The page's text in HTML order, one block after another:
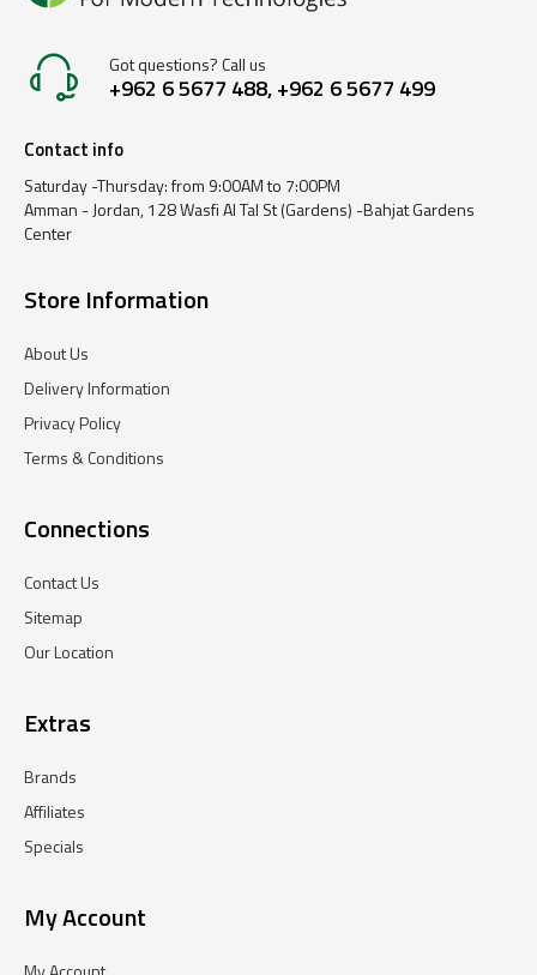
Got questions? Call us
+962 6 5677 488, +962 6 5677 499
Contact info
Saturday -Thursday: from 9:00AM to 7:00PM
Amman - Jordan, 128 Wasfi Al Tal St (Gardens) -Bahjat Gardens
Center
Store Information
About Us
Delivery Information
Privacy Policy
Terms & Conditions
Connections
Contact Us
Sitemap
Our Location
Extras
Brands
Affiliates
Specials
My Account